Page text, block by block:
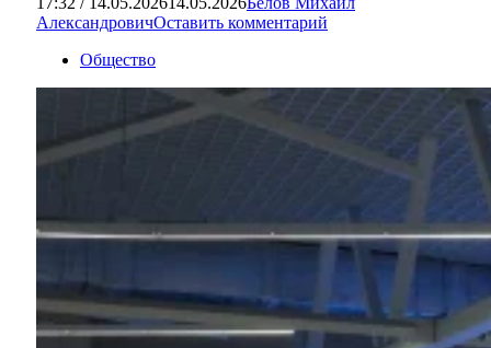
АлександровичОставить комментарий
Общество